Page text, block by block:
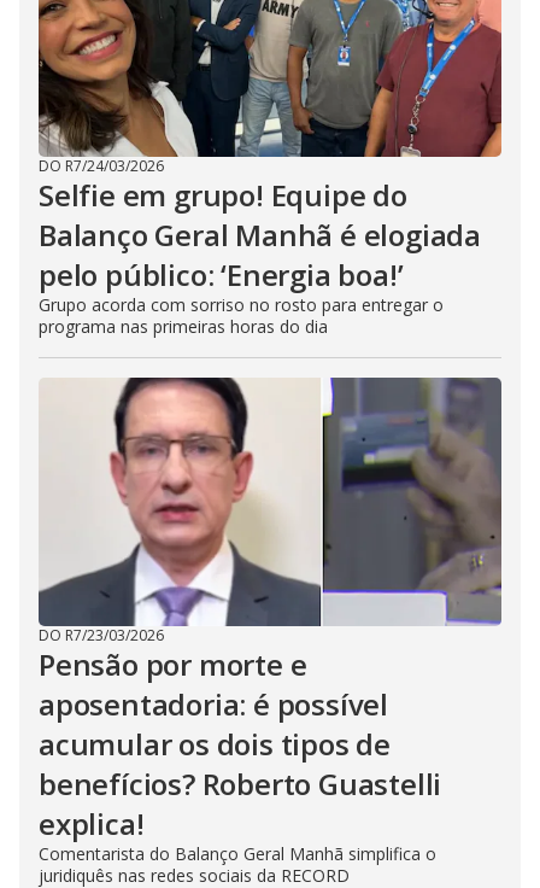
DO R7/24/03/2026
Selfie em grupo! Equipe do
Balanço Geral Manhã é elogiada
pelo público: ‘Energia boa!’
Grupo acorda com sorriso no rosto para entregar o
programa nas primeiras horas do dia
DO R7/23/03/2026
Pensão por morte e
aposentadoria: é possível
acumular os dois tipos de
benefícios? Roberto Guastelli
explica!
Comentarista do Balanço Geral Manhã simplifica o
juridiquês nas redes sociais da RECORD